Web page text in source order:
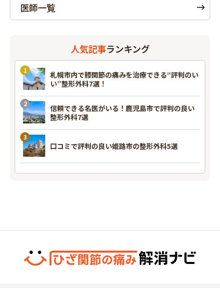
医師一覧
人気記事ランキング
札幌市内で膝関節の痛みを治療できる“評判のい
い”整形外科7選！
信頼できる名医がいる！鹿児島市で評判の良い
整形外科7選
口コミで評判の良い姫路市の整形外科5選